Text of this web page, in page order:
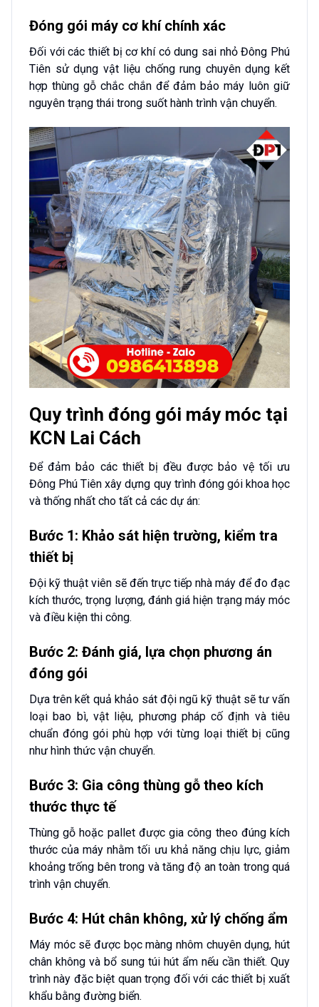
Đóng gói máy cơ khí chính xác
Đối với các thiết bị cơ khí có dung sai nhỏ Đông Phú
Tiên sử dụng vật liệu chống rung chuyên dụng kết
hợp thùng gỗ chắc chắn để đảm bảo máy luôn giữ
nguyên trạng thái trong suốt hành trình vận chuyển.
Quy trình đóng gói máy móc tại
KCN Lai Cách
Để đảm bảo các thiết bị đều được bảo vệ tối ưu
Đông Phú Tiên xây dựng quy trình đóng gói khoa học
và thống nhất cho tất cả các dự án:
Bước 1: Khảo sát hiện trường, kiểm tra
thiết bị
Đội kỹ thuật viên sẽ đến trực tiếp nhà máy để đo đạc
kích thước, trọng lượng, đánh giá hiện trạng máy móc
và điều kiện thi công.
Bước 2: Đánh giá, lựa chọn phương án
đóng gói
Dựa trên kết quả khảo sát đội ngũ kỹ thuật sẽ tư vấn
loại bao bì, vật liệu, phương pháp cố định và tiêu
chuẩn đóng gói phù hợp với từng loại thiết bị cũng
như hình thức vận chuyển.
Bước 3: Gia công thùng gỗ theo kích
thước thực tế
Thùng gỗ hoặc pallet được gia công theo đúng kích
thước của máy nhằm tối ưu khả năng chịu lực, giảm
khoảng trống bên trong và tăng độ an toàn trong quá
trình vận chuyển.
Bước 4: Hút chân không, xử lý chống ẩm
Máy móc sẽ được bọc màng nhôm chuyên dụng, hút
chân không và bổ sung túi hút ẩm nếu cần thiết. Quy
trình này đặc biệt quan trọng đối với các thiết bị xuất
khẩu bằng đường biển.